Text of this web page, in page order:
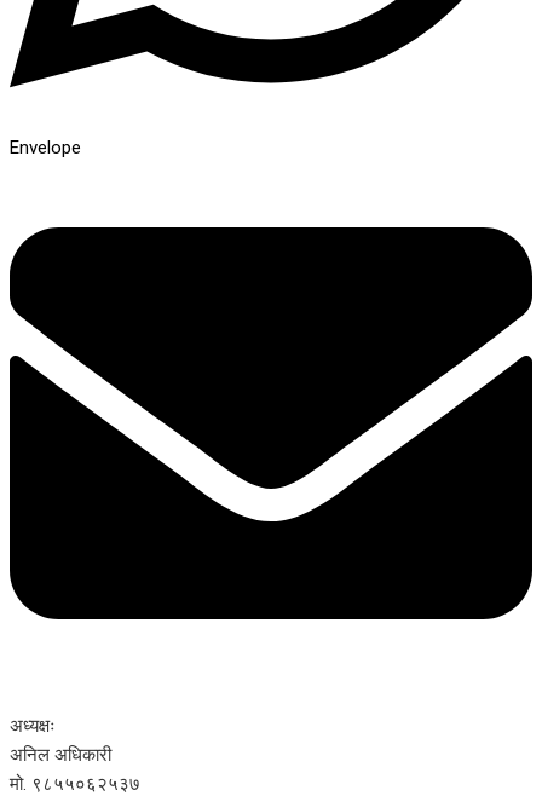
Envelope
अध्यक्षः
अनिल अधिकारी
मो. ९८५५०६२५३७